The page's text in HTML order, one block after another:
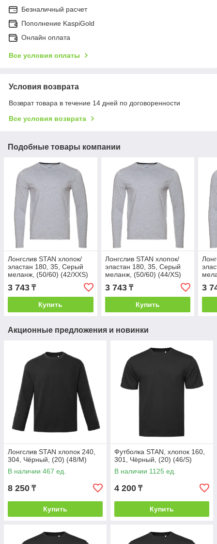
Безналичный расчет
Пополнение KaspiGold
Онлайн оплата
Все условия оплаты
Условия возврата
Возврат товара в течение 14 дней по договоренности
Все условия возврата
Подобные товары компании
Лонгслив STAN хлопок/
эластан 180, 35, Серый
меланж, (50/60) (42/XXS)
3 743 ₸
Купить
Лонгслив STAN хлопок/
эластан 180, 35, Серый
меланж, (50/60) (44/XS)
3 743₸
Купить
3
Акционные предложения и новинки
Лонгслив STAN хлопок 240,
304, Чёрный, (20) (48/M)
В наличии 467 ед.
8 250 ₸
Купить
Футболка STAN, хлопок 160,
301, Чёрный, (20) (46/S)
В наличии 1125 ед.
4 200 ₸
Купить